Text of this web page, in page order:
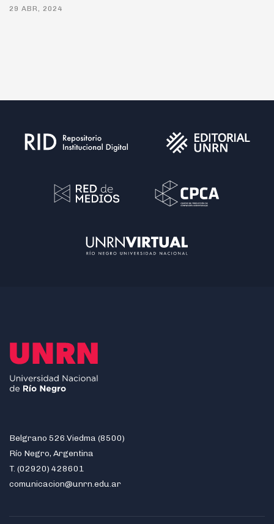
29 ABR, 2024
Belgrano 526.Viedma (8500)
Río Negro, Argentina
T. (02920) 428601
comunicacion@unrn.edu.ar